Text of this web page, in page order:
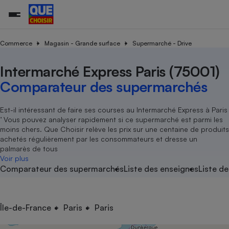
Commerce Magasin - Grande surface Supermarché - Drive
Intermarché Express Paris (75001)
Comparateur des supermarchés
Est-il intéressant de faire ses courses au Intermarché Express à Paris
’ Vous pouvez analyser rapidement si ce supermarché est parmi les
moins chers. Que Choisir relève les prix sur une centaine de produits
achetés régulièrement par les consommateurs et dresse un
palmarès de tous
Voir plus
Comparateur des supermarchésListe des enseignesListe
Île-de-France Paris Paris
Additifs
Magasin - Grande surface
Méthode de vente -
Organismes de défense
Système judiciairegratuit
Déchet
Achat - Vente - Travaux
Location
Sport
électrique
Démarche administrative
Senior
Service marchand
Train
Transport aérien
Toutes les actualités
Enquêtes
Guides d'achat
Conseils
Brèves
Tous les services
Soumettre un litige
Lettres types
Rencontrer une association locale
Tous nos combats
Nos actions
Nos grandes victoires
Les billets de la présidente
Nos associations locales
Nous rejoindre
En savoir plus sur Que Choisir Ensemble
L’association
Nos missions
Notre méthodologie
Notre financement
Nos partenaires
Nous rejoindre